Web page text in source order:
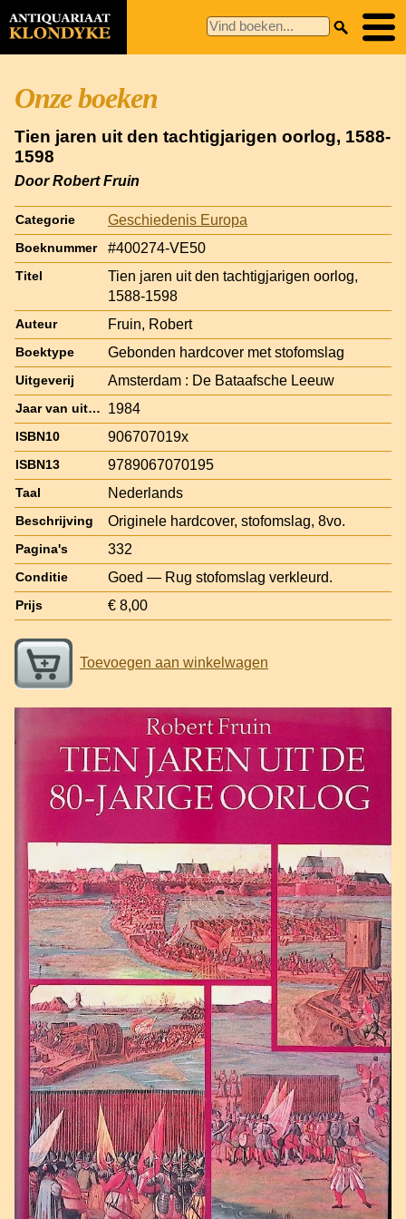
Onze boeken
Tien jaren uit den tachtigjarigen oorlog, 1588-
1598
Door Robert Fruin
Categorie Geschiedenis Europa
Boeknummer #400274-VE50
Titel
Tien jaren uit den tachtigjarigen oorlog,
1588-1598
Auteur Fruin, Robert
Boektype Gebonden hardcover met stofomslag
Uitgeverij Amsterdam : De Bataafsche Leeuw
Jaar van uitgave 1984
ISBN10 906707019x
ISBN13 9789067070195
Taal Nederlands
Beschrijving Originele hardcover, stofomslag, 8vo.
Pagina's 332
Conditie Goed — Rug stofomslag verkleurd.
Prijs € 8,00
Toevoegen aan winkelwagen